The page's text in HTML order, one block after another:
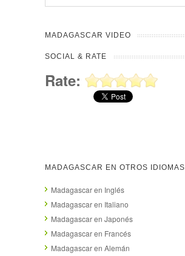
MADAGASCAR VIDEO
SOCIAL & RATE
Rate:
MADAGASCAR EN OTROS IDIOMAS
Madagascar en Inglés
Madagascar en Italiano
Madagascar en Japonés
Madagascar en Francés
Madagascar en Alemán